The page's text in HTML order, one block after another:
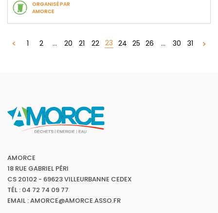
ORGANISÉ PAR
AMORCE
1 2 ... 20 21 22 23 24 25 26 ... 30 31
AMORCE
18 RUE GABRIEL PÉRI
CS 20102 - 69623 VILLEURBANNE CEDEX
TÉL : 04 72 74 09 77
EMAIL : AMORCE@AMORCE.ASSO.FR